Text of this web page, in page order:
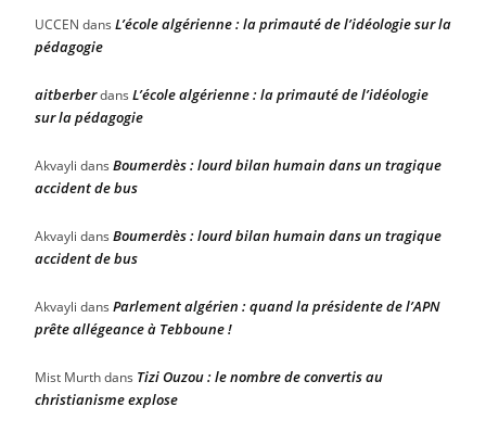
UCCEN dans L’école algérienne : la primauté de l’idéologie sur la
pédagogie
aitberberdans L’école algérienne : la primauté de l’idéologie
sur la pédagogie
Akvayli dans Boumerdès : lourd bilan humain dans un tragique
accident de bus
Akvayli dans Boumerdès : lourd bilan humain dans un tragique
accident de bus
Akvayli dans Parlement algérien : quand la présidente de l’APN
prête allégeance à Tebboune !
Mist Murthdans Tizi Ouzou : le nombre de convertis au
christianisme explose